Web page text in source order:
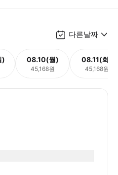
다른날짜
) 08.10(월)
45,168원
08.11(화)
45,168원